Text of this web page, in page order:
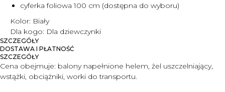
cyferka foliowa 100 cm (dostępna do wyboru)
Kolor: Biały
Dla kogo: Dla dziewczynki
SZCZEGÓŁY
DOSTAWA I PŁATNOŚĆ
SZCZEGÓŁY
Cena obejmuje: balony napełnione helem, żel uszczelniający,
wstążki, obciążniki, worki do transportu.